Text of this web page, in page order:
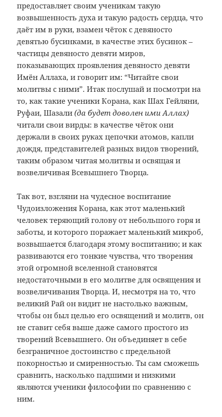
предоставляет своим ученикам такую
возвышенность духа и такую радость сердца, что
даёт им в руки, взамен чёток с девяносто
девятью бусинками, в качестве этих бусинок –
частицы девяносто девяти миров,
показывающих проявления девяносто девяти
Имён Аллаха, и говорит им: “Читайте свои
молитвы с ними”. Итак послушай и посмотри на
то, как такие ученики Корана, как Шах Гейляни,
Руфаи, Шазали(да будет доволен ими Аллах)
читали свои вирды: в качестве чёток они
держали в своих руках цепочки атомов, капли
дождя, представителей разных видов творений,
таким образом читая молитвы и освящая и
возвеличивая Всевышнего Творца.
Так вот, взгляни на чудесное воспитание
Чудоизложения Корана, как этот маленький
человек теряющий голову от небольшого горя и
заботы, и которого поражает маленький микроб,
возвышается благодаря этому воспитанию; и как
развиваются его тонкие чувства, что творения
этой огромной вселенной становятся
недостаточными в его молитве для освящения и
возвеличивания Творца. И, несмотря на то, что
великий Рай он видит не настолько важным,
чтобы он был целью его освящений и молитв, он
не ставит себя выше даже самого простого из
творений Всевышнего. Он объединяет в себе
безграничное достоинство с предельной
покорностью и смиренностью. Ты сам сможешь
сравнить, насколько падшими и низкими
являются ученики философии по сравнению с
ним.